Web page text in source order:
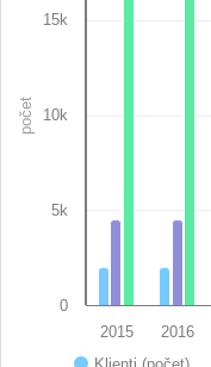
View as data table, Chart
počet
2015 2016
0
5k
10k
15k